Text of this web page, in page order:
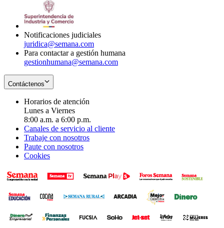
Notificaciones judiciales
juridica@semana.com
Para contactar a gestión humana
gestionhumana@semana.com
Contáctenos
Horarios de atención
Lunes a Viernes
8:00 a.m. a 6:00 p.m.
Canales de servicio al cliente
Trabaje con nosotros
Paute con nosotros
Cookies